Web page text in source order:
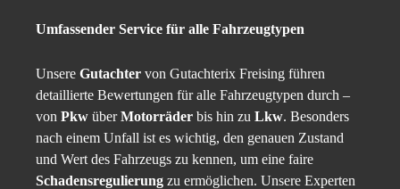
Umfassender Service für alle Fahrzeugtypen
Unsere Gutachter von Gutachterix Freising führen
detaillierte Bewertungen für alle Fahrzeugtypen durch –
von Pkw überMotorräder bis hin zu Lkw. Besonders
nach einem Unfall ist es wichtig, den genauen Zustand
und Wert des Fahrzeugs zu kennen, um eine faire
Schadensregulierung zu ermöglichen. Unsere Experten